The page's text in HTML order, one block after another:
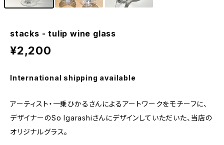
stacks - tulip wine glass
¥2,200
International shipping available
アーティスト・一乗ひかるさんによるアートワークをモチーフに、
デザイナーのSo Igarashiさんにデザインしていただいた、当店の
オリジナルグラス。